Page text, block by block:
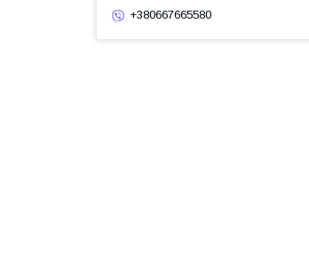
+380667665580